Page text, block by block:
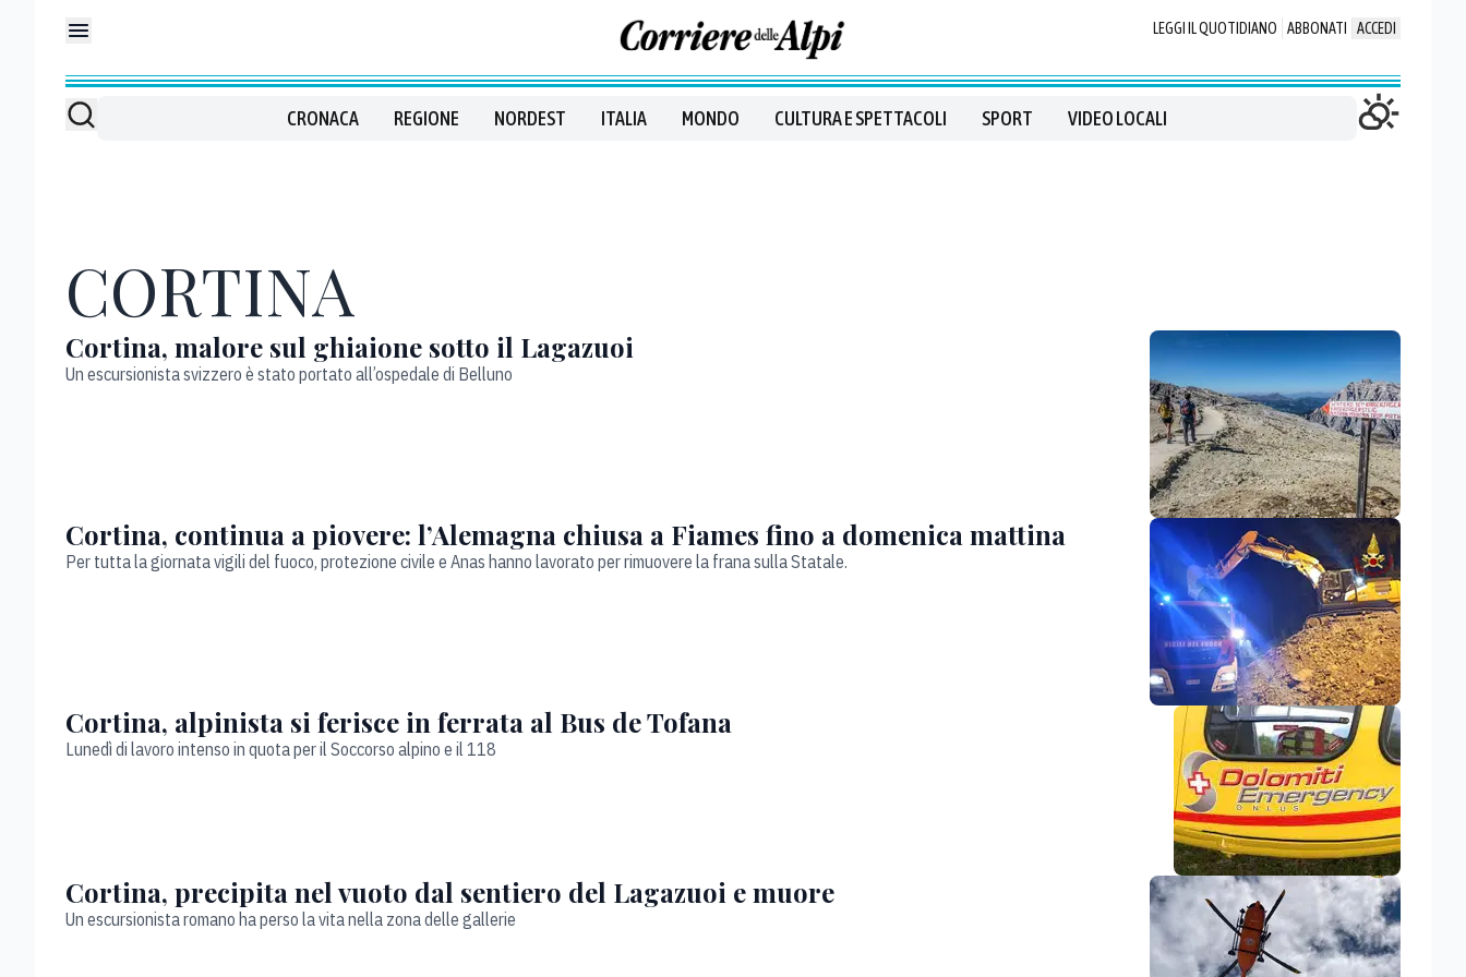
LEGGI IL QUOTIDIANO ABBONATI ACCEDI
CRONACA REGIONE NORDEST ITALIA MONDO CULTURA E SPETTACOLI SPORT VIDEO LOCALI
CORTINA
Cortina, malore sul ghiaione sotto il Lagazuoi
Un escursionista svizzero è stato portato all’ospedale di Belluno
Cortina, continua a piovere: l’Alemagna chiusa a Fiames fino a domenica mattina
Per tutta la giornata vigili del fuoco, protezione civile e Anas hanno lavorato per rimuovere la frana sulla Statale.
Cortina, alpinista si ferisce in ferrata al Bus de Tofana
Lunedì di lavoro intenso in quota per il Soccorso alpino e il 118
Cortina, precipita nel vuoto dal sentiero del Lagazuoi e muore
Un escursionista romano ha perso la vita nella zona delle gallerie